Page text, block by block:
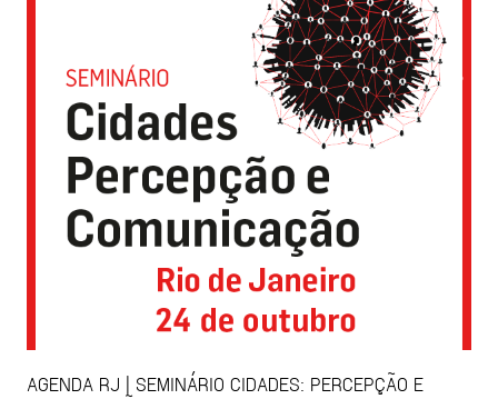
AGENDA RJ | SEMINÁRIO CIDADES: PERCEPÇÃO E